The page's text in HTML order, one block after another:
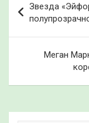
по
записям
Звезда
Меган